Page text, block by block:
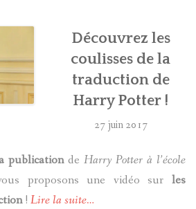
Découvrez les
coulisses de la
traduction de
Harry Potter !
27 juin 2017
publicationde Harry Potter à l’école
proposons une vidéo sur les
! Lire la suite…